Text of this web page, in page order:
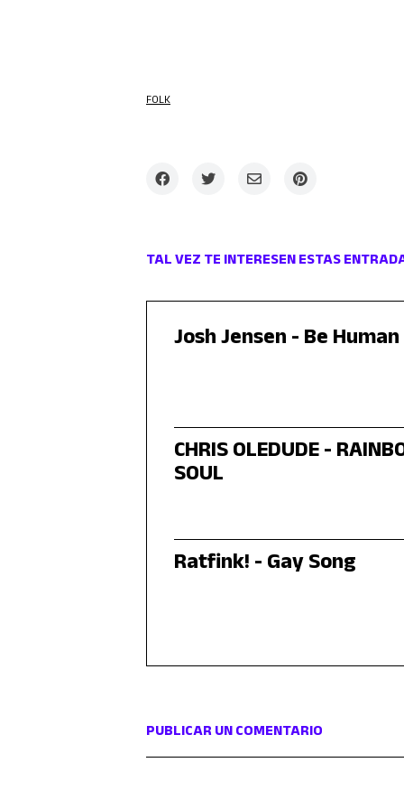
FOLK
TAL VEZ TE INTERESEN ESTAS
Josh Jensen - Be Human
CHRIS OLEDUDE -
SOUL
Ratfink! - Gay Song
PUBLICAR UN COMENTARIO